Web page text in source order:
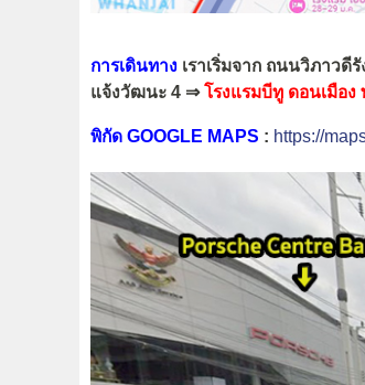
การเดินทาง เราเริ่มจาก ถนนวิภาว
แจ้งวัฒนะ 4 ⇒โรงแรมบีทู ดอนเมือง
พิกัด GOOGLE MAPS : https://